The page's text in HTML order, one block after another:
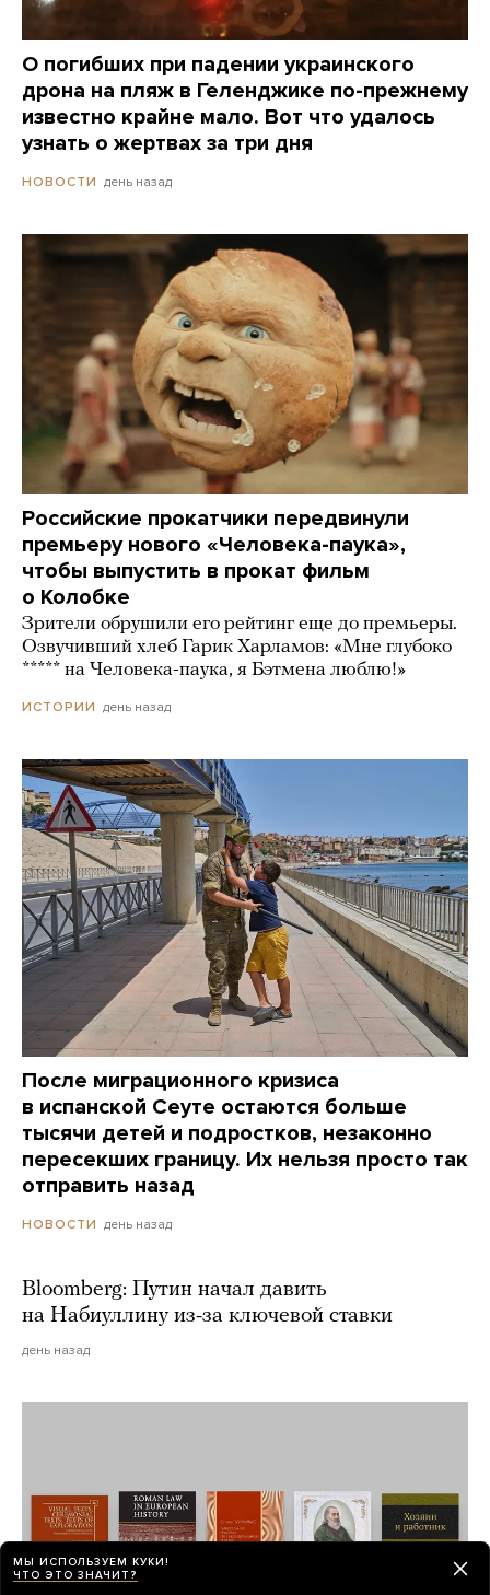
О погибших при падении украинского
дрона на пляж в Геленджике по-прежнему
известно крайне мало. Вот что удалось
узнать о жертвах за три дня
НОВОСТИ день назад
Российские прокатчики передвинули
премьеру нового «Человека-паука»,
чтобы выпустить в прокат фильм
о Колобке
Зрители обрушили его рейтинг еще до премьеры.
Озвучивший хлеб Гарик Харламов: «Мне глубоко
***** на Человека-паука, я Бэтмена люблю!»
ИСТОРИИ день назад
После миграционного кризиса
в испанской Сеуте остаются больше
тысячи детей и подростков, незаконно
пересекших границу. Их нельзя просто так
отправить назад
НОВОСТИ день назад
Bloomberg: Путин начал давить
на Набиуллину из-за ключевой ставки
день назад
МЫ ИСПОЛЬЗУЕМ КУКИ!
ЧТО ЭТО ЗНАЧИТ?